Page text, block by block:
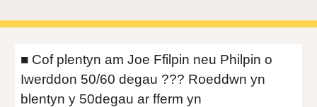
■ Cof plentyn am Joe Ffilpin neu Philpin o
Iwerddon 50/60 degau ??? Roeddwn yn
blentyn y 50degau ar fferm yn